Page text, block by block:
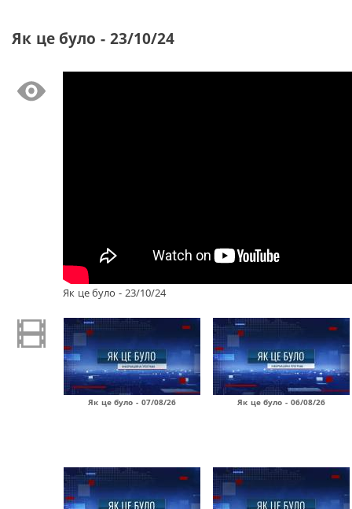
Як це було - 23/10/24
Як це було - 23/10/24
Як це було - 07/08/26 Як це було - 06/08/26